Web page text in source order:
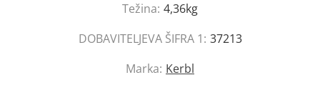
Težina: 4,36kg
DOBAVITELJEVA ŠIFRA 1: 37213
Marka: Kerbl